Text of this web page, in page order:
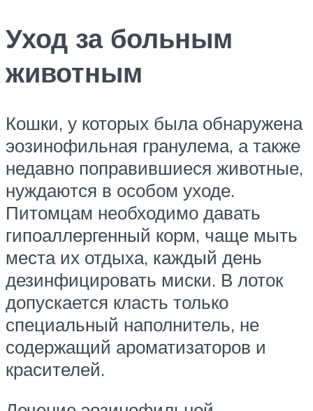
Уход за больным
животным
Кошки, у которых была обнаружена
эозинофильная гранулема, а также
недавно поправившиеся животные,
нуждаются в особом уходе.
Питомцам необходимо давать
гипоаллергенный корм, чаще мыть
места их отдыха, каждый день
дезинфицировать миски. В лоток
допускается класть только
специальный наполнитель, не
содержащий ароматизаторов и
красителей.